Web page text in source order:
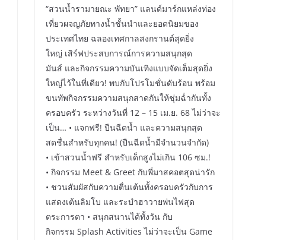
“สวนน้ำรามายณะ พัทยา” แลนด์มาร์กแหล่งท่อง
เที่ยวผจญภัยทางน้ำชั้นนำและยอดนิยมของ
ประเทศไทย ฉลองเทศกาลสงกรานต์สุดยิ่ง
ใหญ่ เสิร์ฟประสบการณ์การความสนุกสุด
มันส์ และกิจกรรมความบันเทิงแบบจัดเต็มสุดยิ่ง
ใหญ่ไว้ในที่เดียว! พบกับโปรโมชั่นดับร้อน พร้อม
ขนทัพกิจกรรมความสนุกสาดกันให้ชุ่มฉ่ำกันทั้ง
ครอบครัว ระหว่างวันที่ 12 – 15 เม.ย. 68 ไม่ว่าจะ
เป็น… • แจกฟรี! ปืนฉีดน้ำ และความสนุกสุด
สดชื่นสำหรับทุกคน! (ปืนฉีดน้ำมีจำนวนจำกัด)
• เข้าสวนน้ำฟรี สำหรับเด็กสูงไม่เกิน 106 ซม.!
• กิจกรรม Meet & Greet กับพี่มาสคอตสุดน่ารัก
• ชวนสัมผัสกับความตื่นเต้นทั้งครอบครัวกับการ
แสดงเต้นลิมโบ และระบำฮาวายพ่นไฟสุด
ตระการตา • สนุกสนานได้ทั้งวัน กับ
กิจกรรม Splash Activities ไม่ว่าจะเป็น Game